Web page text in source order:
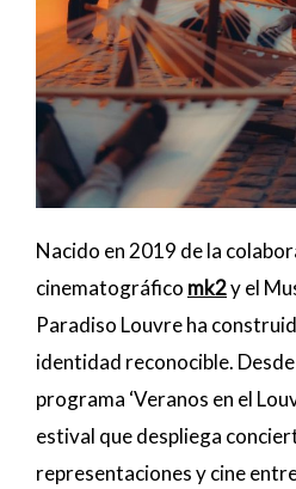
Nacido en 2019 de la
cinematográfico mk2y el
Paradiso Louvre ha
identidad reconocible.
programa ‘Veranos en el
estival que despliega
representaciones y cine